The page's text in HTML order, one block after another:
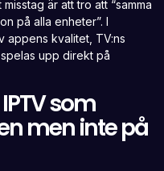
är att tro att “samma
på alla enheter”. I
appens kvalitet, TV:ns
upp direkt på
som
men inte på